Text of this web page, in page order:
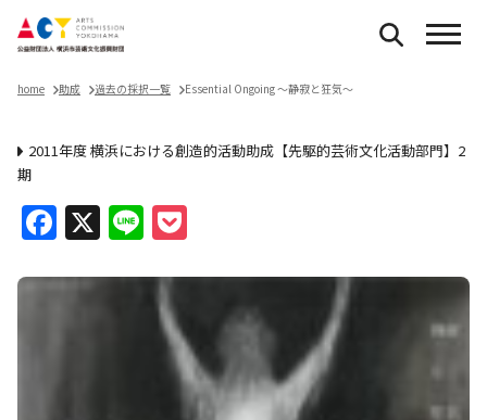
home 助成 過去の採択一覧 Essential Ongoing ～静寂と狂気～
2011年度 横浜における創造的活動助成【先駆的芸術文化活動部門】2
期
Facebook
X Line